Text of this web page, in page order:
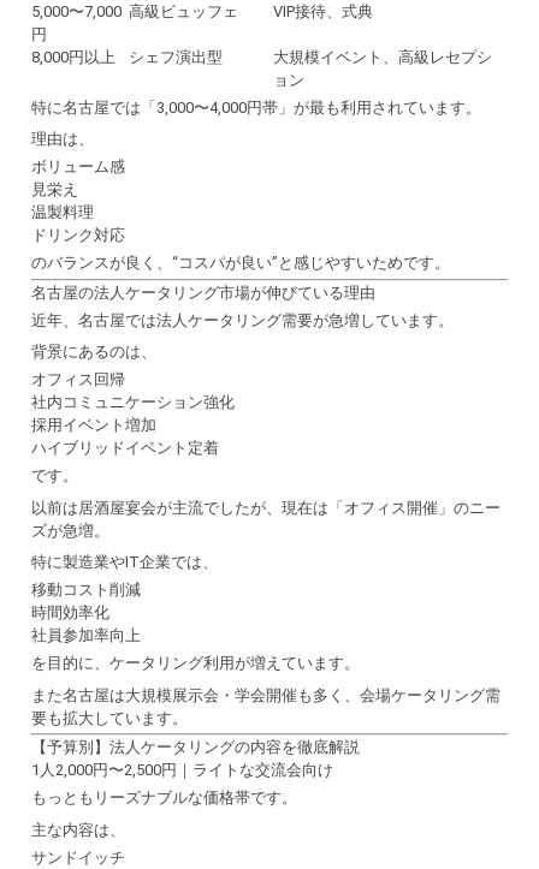
5,000〜7,000
円
高級ビュッフェ VIP接待、式典
8,000円以上 シェフ演出型
大規模イベント、高級レセプシ
ョン
特に名古屋では「3,000〜4,000円帯」が最も利用されています。
理由は、
ボリューム感
見栄え
温製料理
ドリンク対応
のバランスが良く、“コスパが良い”と感じやすいためです。
名古屋の法人ケータリング市場が伸びている理由
近年、名古屋では法人ケータリング需要が急増しています。
背景にあるのは、
オフィス回帰
社内コミュニケーション強化
採用イベント増加
ハイブリッドイベント定着
です。
以前は居酒屋宴会が主流でしたが、現在は「オフィス開催」のニー
ズが急増。
特に製造業やIT企業では、
移動コスト削減
時間効率化
社員参加率向上
を目的に、ケータリング利用が増えています。
また名古屋は大規模展示会・学会開催も多く、会場ケータリング需
要も拡大しています。
【予算別】法人ケータリングの内容を徹底解説
1人2,000円〜2,500円｜ライトな交流会向け
もっともリーズナブルな価格帯です。
主な内容は、
サンドイッチ